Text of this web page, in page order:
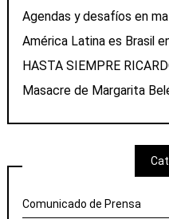
Agendas y desafíos en
América Latina es Brasil
HASTA SIEMPRE
Masacre de Margarita
Comunicado de Prensa